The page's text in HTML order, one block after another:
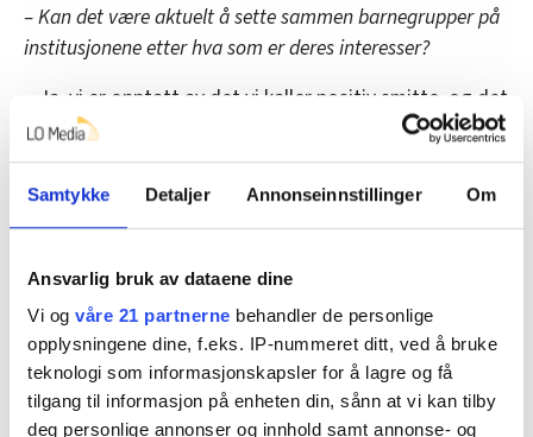
Samtykke Detaljer Annonseinnstillinger Om
Ansvarlig bruk av dataene dine
Vi og våre 21 partnerne behandler de personlige
opplysningene dine, f.eks. IP-nummeret ditt, ved å bruke
teknologi som informasjonskapsler for å lagre og få
tilgang til informasjon på enheten din, sånn at vi kan tilby
deg personlige annonser og innhold samt annonse- og
– Kan det være aktuelt å sette sammen barnegrupper på
institusjonene etter hva som er deres interesser?
– Ja, vi er opptatt av det vi kaller positiv smitte, og det
kan man få om ungdom med like interesser bor
sammen. Vi har også fått tilbakemelding fra
institusjoner om at de har gode erfaringer med at
noen eldre ungdommer kan være mentorer for yngre
Før har institusjonene vært delt inn etter sju ulike
målgrupper.
– Nå går vi vekk fra det og er opptatt av å se hele
mennesket og å ha mer fleksible institusjoner som kan